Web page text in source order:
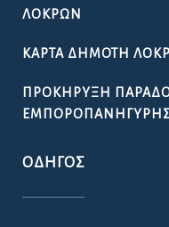
ΛΟΚΡΏΝ
ΚΆΡΤΑ ΔΗΜΌΤΗ
ΠΡΟΚΉΡΥΞΗ
ΕΜΠΟΡΟΠΑΝΉΓΥΡΗΣ
ΟΔΗΓΌΣ